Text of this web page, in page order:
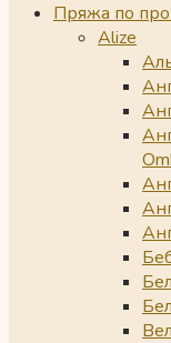
Пряжа по
Alize